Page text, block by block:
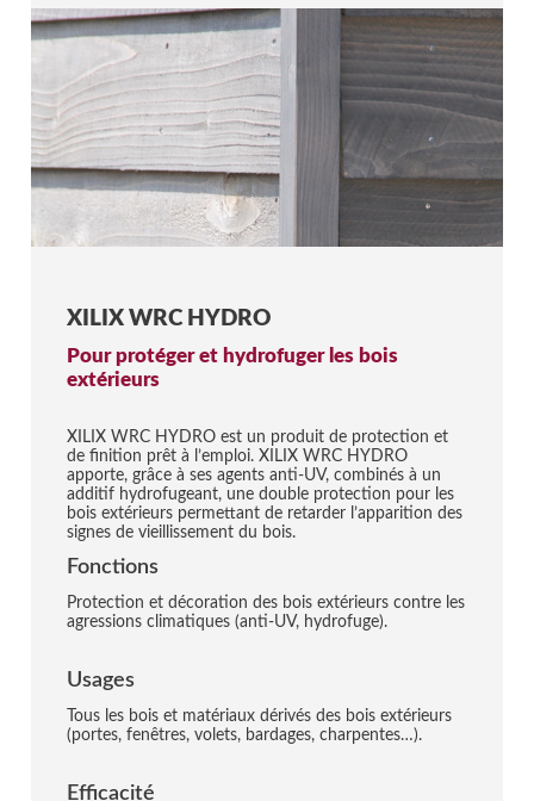
XILIX WRC HYDRO
Pour protéger et hydrofuger les bois
extérieurs
XILIX WRC HYDRO est un produit de protection et
de finition prêt à l’emploi. XILIX WRC HYDRO
apporte, grâce à ses agents anti-UV, combinés à un
additif hydrofugeant, une double protection pour les
bois extérieurs permettant de retarder l’apparition des
signes de vieillissement du bois.
Fonctions
Protection et décoration des bois extérieurs contre les
agressions climatiques (anti-UV, hydrofuge).
Usages
Tous les bois et matériaux dérivés des bois extérieurs
(portes, fenêtres, volets, bardages, charpentes…).
Efficacité